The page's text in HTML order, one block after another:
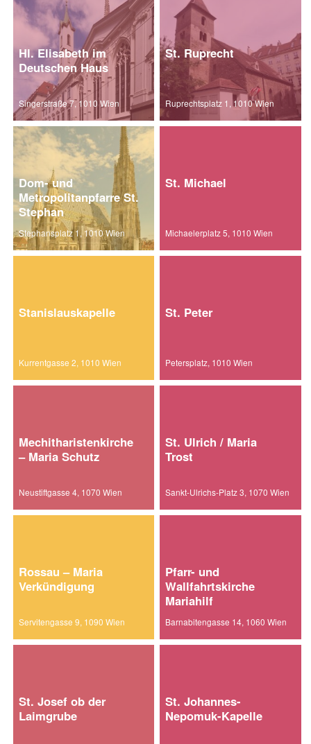
Hl. Elisabeth im
Deutschen Haus
Singerstraße 7, 1010 Wien
St. Ruprecht
Ruprechtsplatz 1, 1010 Wien
Dom- und
Metropolitanpfarre St.
Stephan
Stephansplatz 1, 1010 Wien
St. Michael
Michaelerplatz 5, 1010 Wien
Stanislauskapelle
Kurrentgasse 2, 1010 Wien
St. Peter
Petersplatz, 1010 Wien
Mechitharistenkirche
– Maria Schutz
Neustiftgasse 4, 1070 Wien
St. Ulrich / Maria
Trost
Sankt-Ulrichs-Platz 3, 1070 Wien
Rossau – Maria
Verkündigung
Servitengasse 9, 1090 Wien
Pfarr- und
Wallfahrtskirche
Mariahilf
Barnabitengasse 14, 1060 Wien
St. Josef ob der
Laimgrube
St. Johannes-
Nepomuk-Kapelle